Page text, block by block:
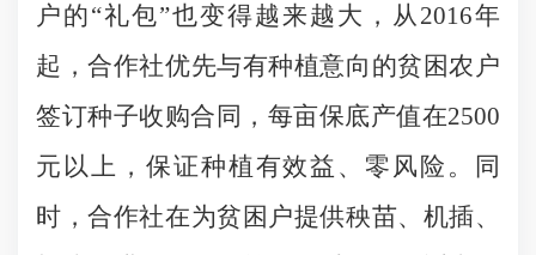
户的“礼包”也变得越来越大，从 2016年
起，合作社优先与有种植意向的贫困农户
签订种子收购合同，每亩保底产值在2500
元以上，保证种植有效益、零风险。同
时，合作社在为贫困户提供秧苗、机插、